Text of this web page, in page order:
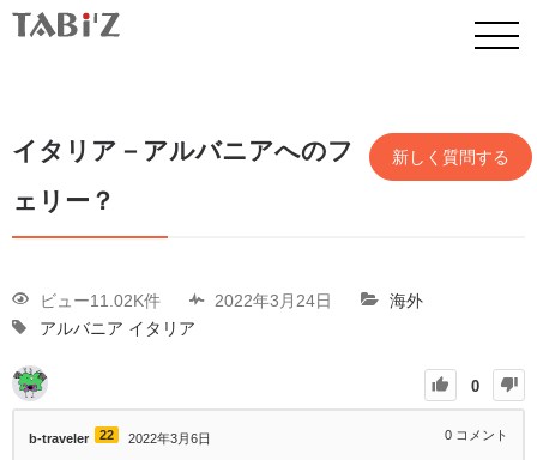
イタリア－アルバニアへのフ
ェリー？
新しく質問する
ビュー11.02K件 2022年3月24日
海外
アルバニア イタリア
0
b-traveler 22 2022年3月6日 0 コメント